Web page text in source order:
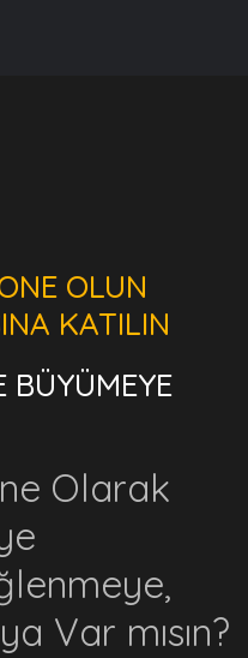
OLUN
KATILIN
Olarak
Var mısın?